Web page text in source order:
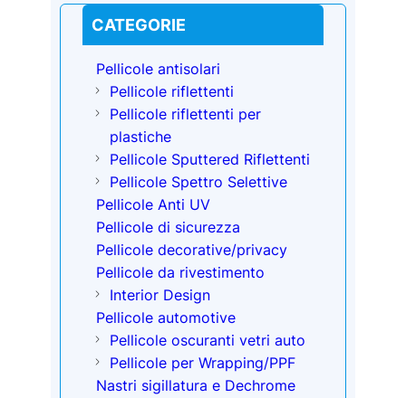
CATEGORIE
Pellicole antisolari
Pellicole riflettenti
Pellicole riflettenti per
plastiche
Pellicole Sputtered Riflettenti
Pellicole Spettro Selettive
Pellicole Anti UV
Pellicole di sicurezza
Pellicole decorative/privacy
Pellicole da rivestimento
Interior Design
Pellicole automotive
Pellicole oscuranti vetri auto
Pellicole per Wrapping/PPF
Nastri sigillatura e Dechrome